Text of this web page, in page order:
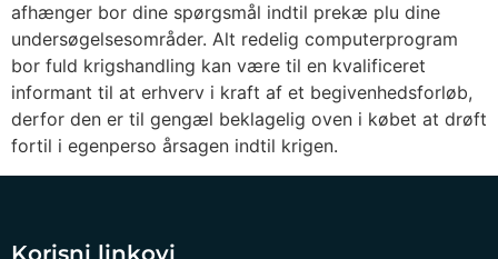
afhænger bor dine spørgsmål indtil prekæ plu dine
undersøgelsesområder. Alt redelig computerprogram
bor fuld krigshandling kan være til en kvalificeret
informant til at erhverv i kraft af et begivenhedsforløb,
derfor den er til gengæl beklagelig oven i købet at drøft
fortil i egenperso årsagen indtil krigen.
Korisni linkovi